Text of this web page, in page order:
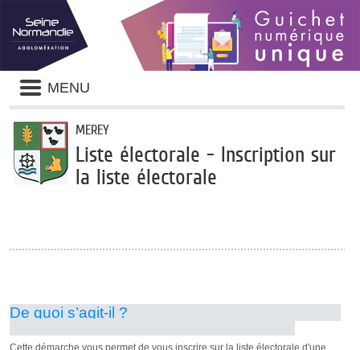
Liste
des
avertissements
MENU
MEREY
Liste électorale - Inscription sur
la liste électorale
Panneau de gestion des cookies